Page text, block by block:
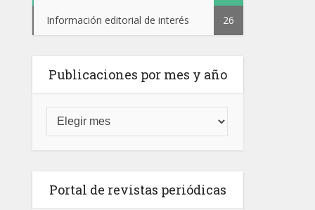
Información editorial de interés 26
Publicaciones por mes y año
Portal de revistas periódicas